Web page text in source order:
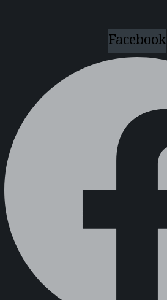
Facebook